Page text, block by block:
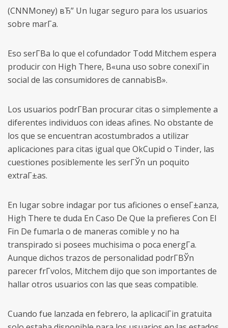
(CNNMoney) вЂ” Un lugar seguro para los usuarios
sobre marГ­a.
Eso serГ­В­a lo que el cofundador Todd Mitchem espera
producir con High There, В«una uso sobre conexiГіn
social de las consumidores de cannabisВ».
Los usuarios podrГ­В­an procurar citas o simplemente a
diferentes individuos con ideas afines. No obstante de
los que se encuentran acostumbrados a utilizar
aplicaciones para citas igual que OkCupid o Tinder, las
cuestiones posiblemente les serГЎn un poquito
extraГ±as.
En lugar sobre indagar por tus aficiones o enseГ±anza,
High There te duda En Caso De Que la prefieres Con El
Fin De fumarla o de maneras comible y no ha
transpirado si posees muchisima o poca energГ­a.
Aunque dichos trazos de personalidad podrГ­ВЎn
parecer frГ­volos, Mitchem dijo que son importantes de
hallar otros usuarios con las que seas compatible.
Cuando fue lanzada en febrero, la aplicaciГіn gratuita